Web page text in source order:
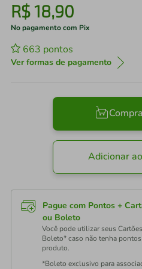
R$18,90
No pagamento com Pix
663 pontos
Ver formas de pagamento
Adicionar
Pague com Pontos +
ou Boleto
Você pode utilizar seus
Boleto* caso não tenha
produto.
*Boleto exclusivo para